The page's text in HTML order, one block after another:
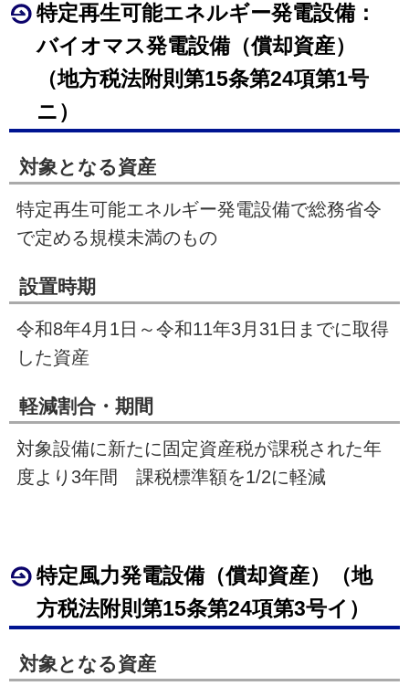
特定再生可能エネルギー発電設備：
バイオマス発電設備（償却資産）
（地方税法附則第15条第24項第1号
ニ）
対象となる資産
特定再生可能エネルギー発電設備で総務省令
で定める規模未満のもの
設置時期
令和8年4月 1 日～令和11年3月 31 日までに取得
した資産
軽減割合・期間
対象設備に新たに固定資産税が課税された年
度より 3年間 課税標準額を1/2に軽減
特定風力発電設備（償却資産）（地
方税法附則第15条第24項第3号イ）
対象となる資産